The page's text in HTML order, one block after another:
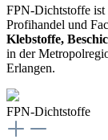
FPN-Dichtstoffe ist
Profihandel und
Klebstoffe,
in der
Erlangen.
FPN-Dichtstoffe